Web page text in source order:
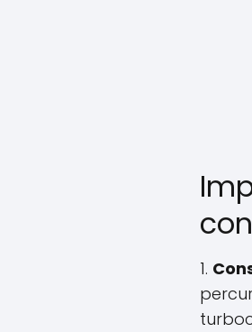
1.